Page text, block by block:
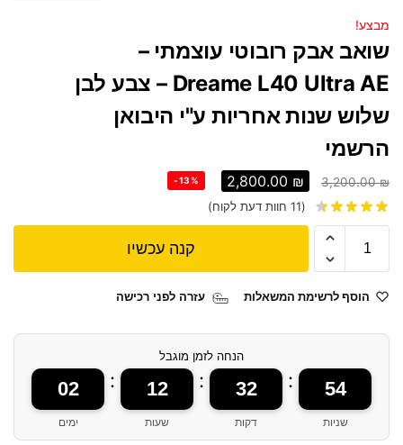
מבצע!
שואב אבק רובוטי עוצמתי –
Dreame L40 Ultra AE – צבע לבן
שלוש שנות אחריות ע"י היבואן
הרשמי
3,200.00₪
2,800.00 ₪
-13%
(
11 חוות דעת לקוח)
קנה עכשיו
הוסף לרשימת המשאלות עזרה לפני רכישה
הנחה לזמן מוגבל
02
ימים
: 12
שעות
: 32
דקות
: 54
שניות